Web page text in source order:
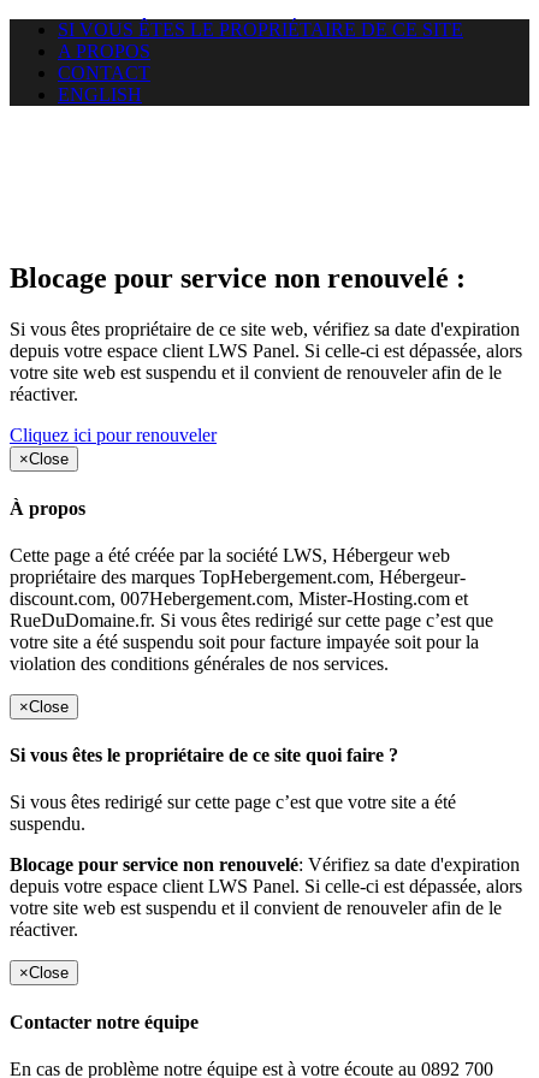
SI VOUS ÊTES LE PROPRIÉTAIRE DE CE SITE
A PROPOS
CONTACT
ENGLISH
Blocage pour service non renouvelé :
Si vous êtes propriétaire de ce site web, vérifiez sa date d'expiration
depuis votre espace client LWS Panel. Si celle-ci est dépassée, alors
votre site web est suspendu et il convient de renouveler afin de le
réactiver.
Cliquez ici pour renouveler
×Close
À propos
Cette page a été créée par la société LWS, Hébergeur web
propriétaire des marques TopHebergement.com, Hébergeur-
discount.com, 007Hebergement.com, Mister-Hosting.com et
RueDuDomaine.fr. Si vous êtes redirigé sur cette page c’est que
votre site a été suspendu soit pour facture impayée soit pour la
violation des conditions générales de nos services.
×Close
Si vous êtes le propriétaire de ce site quoi faire ?
Si vous êtes redirigé sur cette page c’est que votre site a été
suspendu.
Blocage pour service non renouvelé: Vérifiez sa date d'expiration
depuis votre espace client LWS Panel. Si celle-ci est dépassée, alors
votre site web est suspendu et il convient de renouveler afin de le
réactiver.
×Close
Contacter notre équipe
En cas de problème notre équipe est à votre écoute au 0892 700